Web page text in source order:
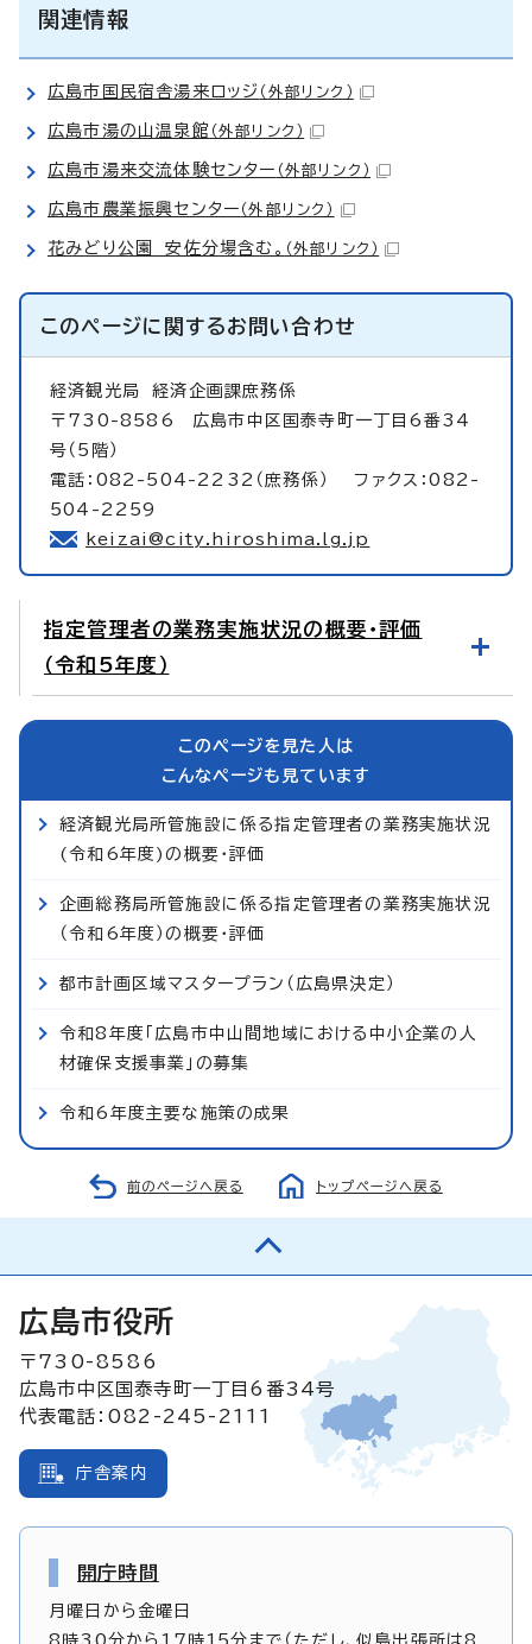
関連情報
広島市国民宿舎湯来ロッジ （外部リンク）
広島市湯の山温泉館 （外部リンク）
広島市湯来交流体験センター （外部リンク）
広島市農業振興センター （外部リンク）
花みどり公園 安佐分場含む。 （外部リンク）
このページに関するお問い合わせ
経済観光局経済企画課庶務係
〒730-8586 広島市中区国泰寺町一丁目6番34
号（5階）
電話：082-504-2232（庶務係） ファクス：082-
504-2259
keizai@city.hiroshima.lg.jp
指定管理者の業務実施状況の概要・評価
（令和5年度）
このページを見た人は
こんなページも見ています
経済観光局所管施設に係る指定管理者の業務実施状況
(令和6年度)の概要・評価
企画総務局所管施設に係る指定管理者の業務実施状況
（令和6年度）の概要・評価
都市計画区域マスタープラン（広島県決定）
令和8年度「広島市中山間地域における中小企業の人
材確保支援事業」の募集
令和6年度主要な施策の成果
前のページへ戻る トップページへ戻る
広島市役所
〒730-8586
広島市中区国泰寺町一丁目6番34号
代表電話：082-245-2111
庁舎案内
開庁時間
月曜日から金曜日
8時30分から17時15分まで（ただし、似島出張所は8